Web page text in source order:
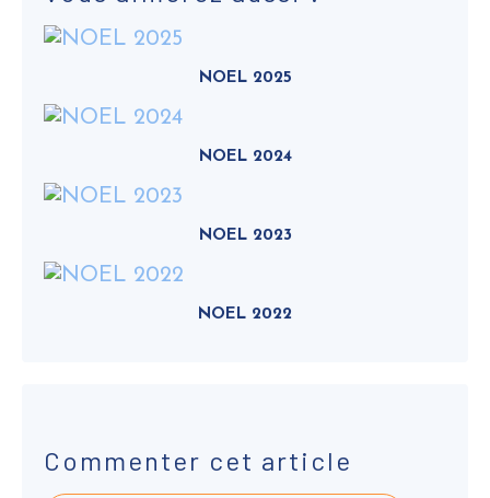
NOEL 2025
NOEL 2024
NOEL 2023
NOEL 2022
Commenter cet article